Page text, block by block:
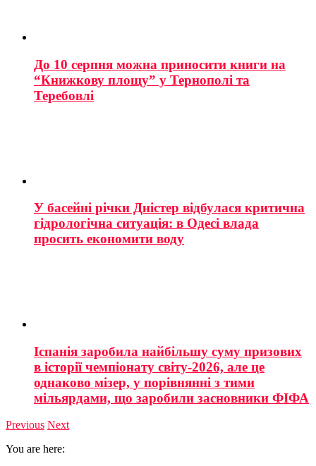
До 10 серпня можна приносити книги на
“Книжкову площу” у Тернополі та
Теребовлі
У басейні річки Дністер відбулася критична
гідрологічна ситуація: в Одесі влада
просить економити воду
Іспанія заробила найбільшу суму призових
в історії чемпіонату світу-2026, але це
однаково мізер, у порівнянні з тими
мільярдами, що заробили засновники ФІФА
Previous Next
You are here: